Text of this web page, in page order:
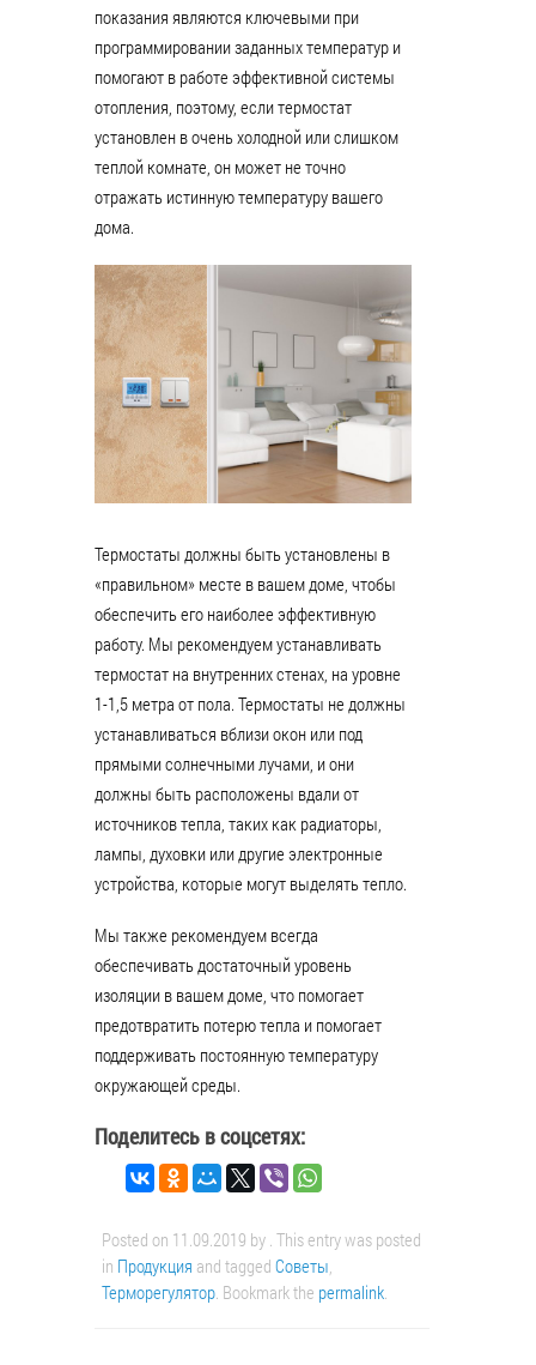
показания являются ключевыми при
программировании заданных температур и
помогают в работе эффективной системы
отопления, поэтому, если термостат
установлен в очень холодной или слишком
теплой комнате, он может не точно
отражать истинную температуру вашего
дома.
Термостаты должны быть установлены в
«правильном» месте в вашем доме, чтобы
обеспечить его наиболее эффективную
работу. Мы рекомендуем устанавливать
термостат на внутренних стенах, на уровне
1-1,5 метра от пола. Термостаты не должны
устанавливаться вблизи окон или под
прямыми солнечными лучами, и они
должны быть расположены вдали от
источников тепла, таких как радиаторы,
лампы, духовки или другие электронные
устройства, которые могут выделять тепло.
Мы также рекомендуем всегда
обеспечивать достаточный уровень
изоляции в вашем доме, что помогает
предотвратить потерю тепла и помогает
поддерживать постоянную температуру
окружающей среды.
Поделитесь в соцсетях:
Posted on 11.09.2019 by . This entry was posted
in Продукция and tagged Советы,
Терморегулятор. Bookmark the permalink.